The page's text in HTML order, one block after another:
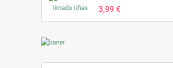
3,99 €